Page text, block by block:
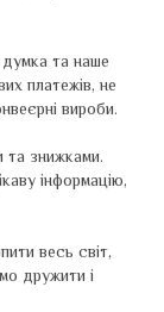
та наше
платежів, не
вироби.
та знижками.
інформацію,
весь світ,
дружити і